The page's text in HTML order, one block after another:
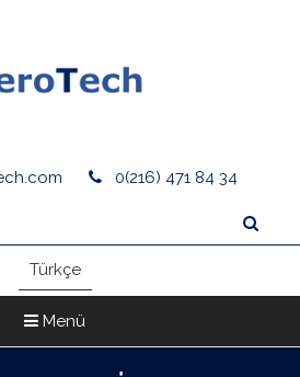
0(216) 471 84 34
Türkçe
Menü